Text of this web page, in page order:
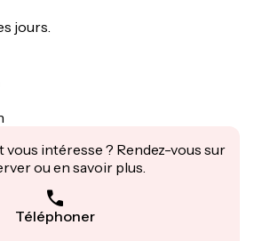
jours.
vous intéresse ? Rendez-vous sur
ou en savoir plus.
Téléphoner